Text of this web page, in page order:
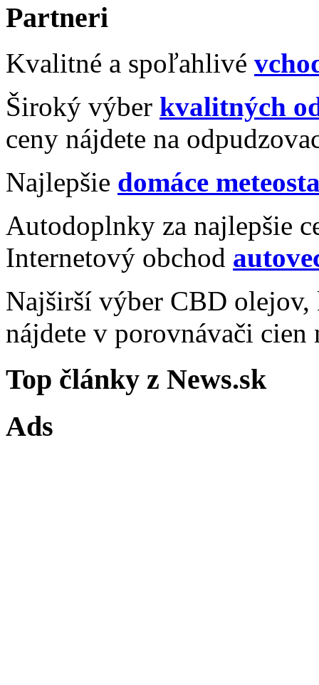
Partneri
Kvalitné a spoľahlivé
Široký výber kvalitných
ceny nájdete na
Najlepšie domáce
Autodoplnky za najlepšie
Internetový obchod
Najširší výber CBD
nájdete v porovnávači cien
Top články z News.sk
Ads